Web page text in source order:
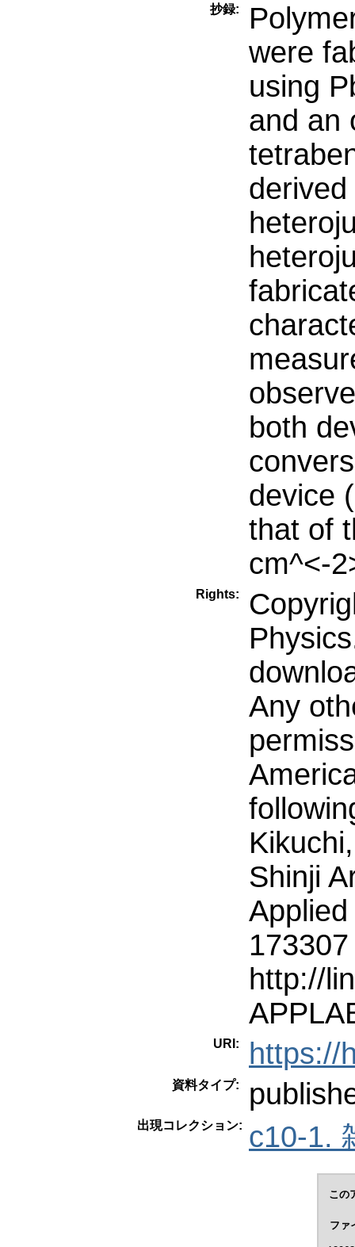
抄録:
were
using
and an
both
device
that of
cm^<-
Rights:
Any
Shinji
http://
URI: https://
資料タイプ:
出現コレクション: c10-1.
この
ファ